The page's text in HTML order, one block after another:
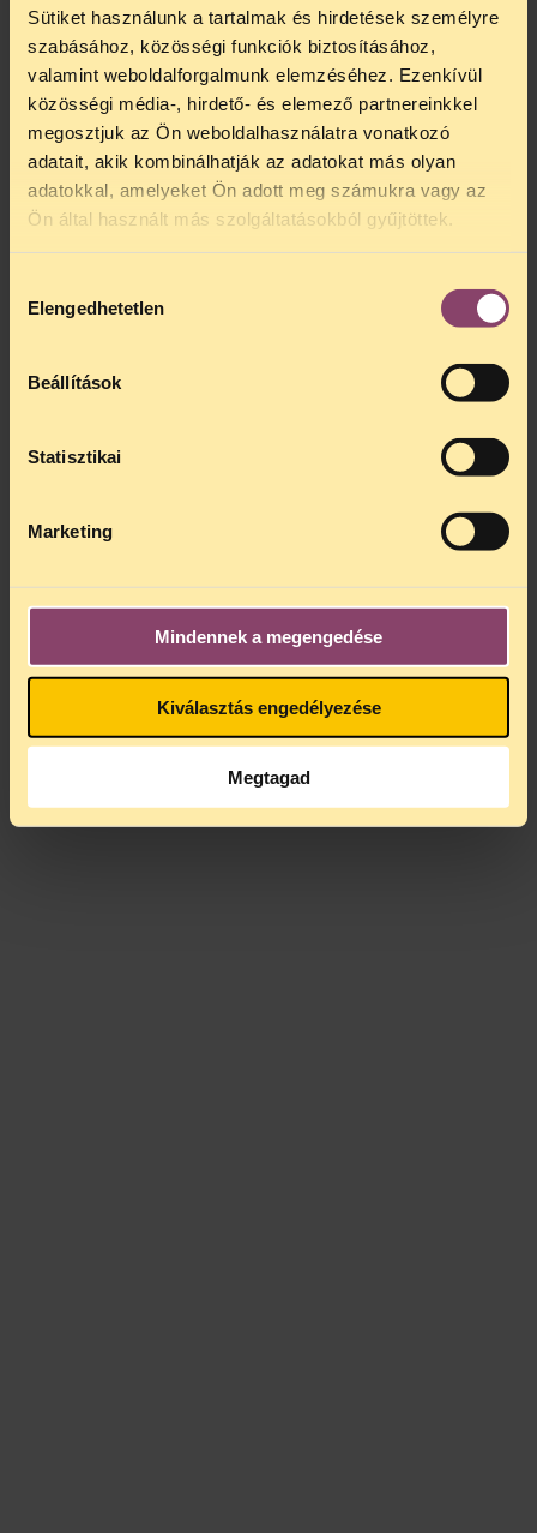
Sütiket használunk a tartalmak és hirdetések személyre
szabásához, közösségi funkciók biztosításához,
valamint weboldalforgalmunk elemzéséhez. Ezenkívül
közösségi média-, hirdető- és elemező partnereinkkel
megosztjuk az Ön weboldalhasználatra vonatkozó
adatait, akik kombinálhatják az adatokat más olyan
adatokkal, amelyeket Ön adott meg számukra vagy az
Ön által használt más szolgáltatásokból gyűjtöttek.
kiválasztása
Elengedhetetlen
Beállítások
Statisztikai
Marketing
Mindennek a megengedése
Kiválasztás engedélyezése
Megtagad